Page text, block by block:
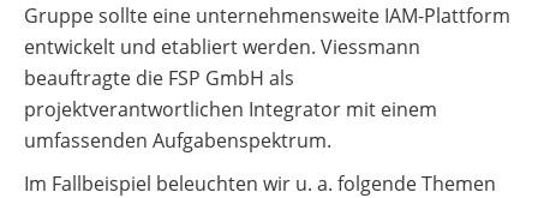
Gruppe sollte eine unternehmensweite IAM-Plattform
entwickelt und etabliert werden. Viessmann
beauftragte die FSP GmbH als
projektverantwortlichen Integrator mit einem
umfassenden Aufgabenspektrum.
Im Fallbeispiel beleuchten wir u. a. folgende Themen